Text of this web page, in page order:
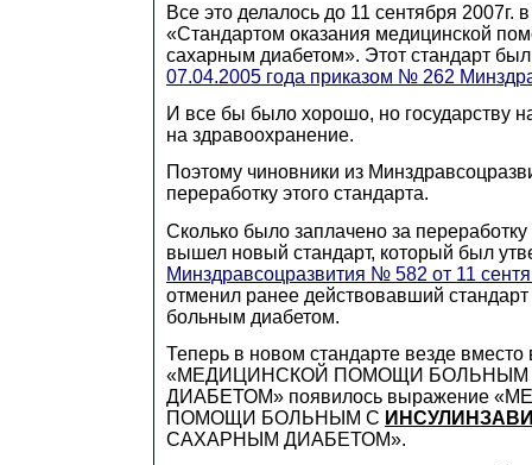
Все это делалось до 11 сентября 2007г.
«Стандартом оказания медицинской
сахарным диабетом». Этот стандарт
07.04.2005 года приказом № 262
И все бы было хорошо, но государству
на здравоохранение.
Поэтому чиновники из
переработку этого стандарта.
Сколько было заплачено за переработку
вышел новый стандарт, который был
Минздравсоцразвития № 582 от 11
отменил ранее действовавший
больным диабетом.
Теперь в новом стандарте везде
«МЕДИЦИНСКОЙ ПОМОЩИ
ДИАБЕТОМ» появилось выражение
ПОМОЩИ БОЛЬНЫМ С
САХАРНЫМ ДИАБЕТОМ».